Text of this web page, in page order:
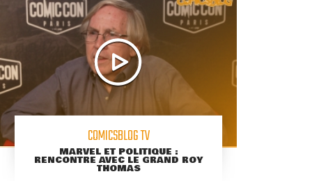
COMICSBLOG TV
MARVEL ET POLITIQUE :
RENCONTRE AVEC LE GRAND ROY
THOMAS